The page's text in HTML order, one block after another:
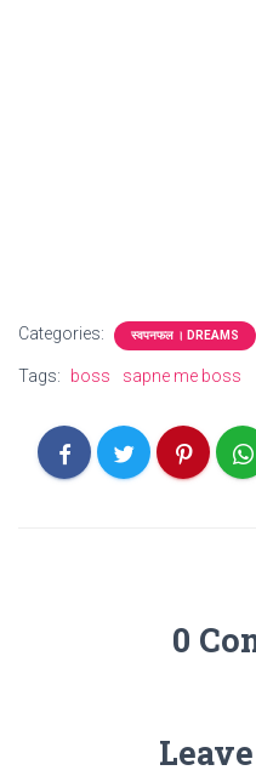
Categories: स्वपनफल । DREAMS
Tags: boss sapne me boss
0